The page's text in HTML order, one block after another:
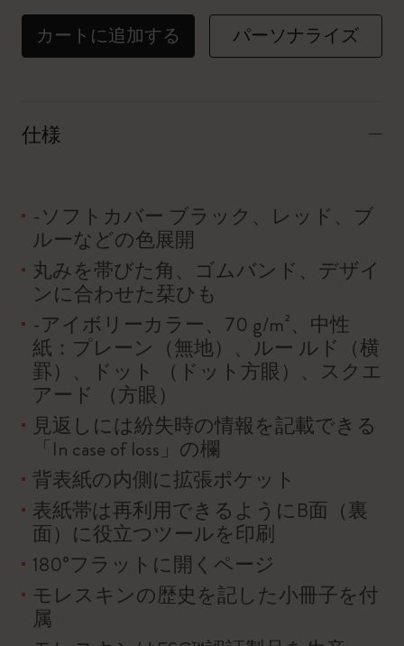
カートに追加する パーソナライズ
仕様
-ソフトカバー ブラック、レッド、ブ
ルーなどの色展開
丸みを帯びた角、ゴムバンド、デザイ
ンに合わせた栞ひも
-アイボリーカラー、70 g/m²、中性
紙：プレーン（無地）、ルー ルド（横
罫）、ドット （ドット方眼）、スクエ
アード （方眼）
見返しには紛失時の情報を記載できる
「In case of loss」の欄
背表紙の内側に拡張ポケット
表紙帯は再利用できるようにB面（裏
面）に役立つツールを印刷
180°フラットに開くページ
モレスキンの歴史を記した小冊子を付
属